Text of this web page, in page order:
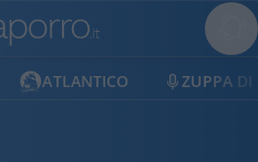
ZUPPA DI PORRO